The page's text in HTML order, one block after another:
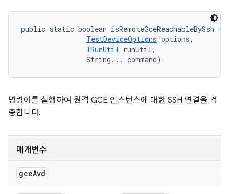
public static boolean isRemoteGceReachableBySsh (
TestDeviceOptions options,
IRunUtil runUtil,
                String... command)
명령어를 실행하여 원격 GCE 인스턴스에 대한 SSH 연결을 검
증합니다.
매개변수
gceAvd